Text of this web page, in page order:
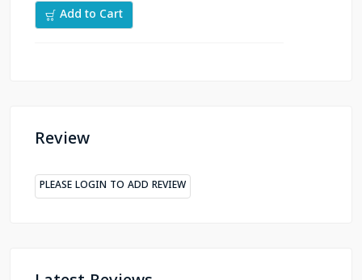
Add to Cart
Review
PLEASE LOGIN TO ADD REVIEW